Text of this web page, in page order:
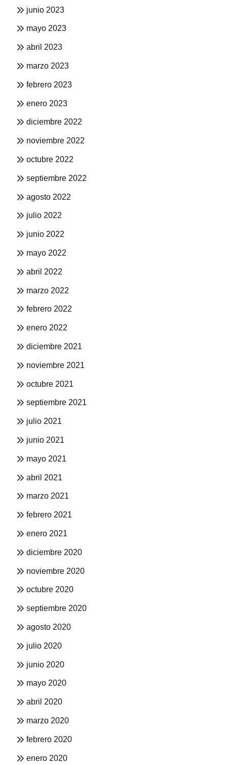
junio 2023
mayo 2023
abril 2023
marzo 2023
febrero 2023
enero 2023
diciembre 2022
noviembre 2022
octubre 2022
septiembre 2022
agosto 2022
julio 2022
junio 2022
mayo 2022
abril 2022
marzo 2022
febrero 2022
enero 2022
diciembre 2021
noviembre 2021
octubre 2021
septiembre 2021
julio 2021
junio 2021
mayo 2021
abril 2021
marzo 2021
febrero 2021
enero 2021
diciembre 2020
noviembre 2020
octubre 2020
septiembre 2020
agosto 2020
julio 2020
junio 2020
mayo 2020
abril 2020
marzo 2020
febrero 2020
enero 2020